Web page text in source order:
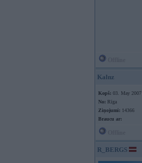
Kalnz
Kopš: 03. May 2007
No: Rīga
Ziņojumi: 14366
Braucu ar:
R_BERGS